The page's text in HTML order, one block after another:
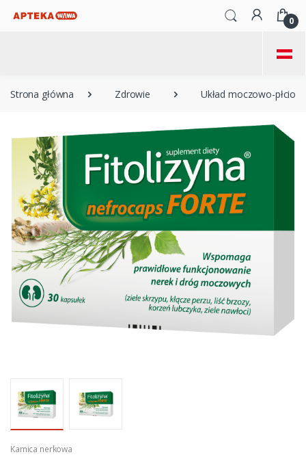
0
=
Strona główna Zdrowie Układ moczowo-
Kamica nerkowa